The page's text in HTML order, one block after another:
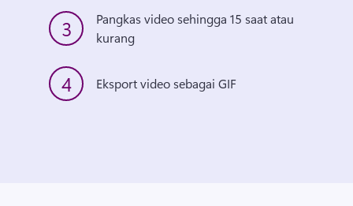
3
Pangkas video sehingga 15 saat atau
kurang
4 Eksport video sebagai GIF